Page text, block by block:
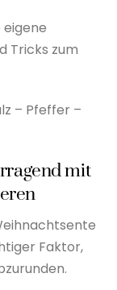
Tricks zum
– Pfeffer –
mit
Faktor,